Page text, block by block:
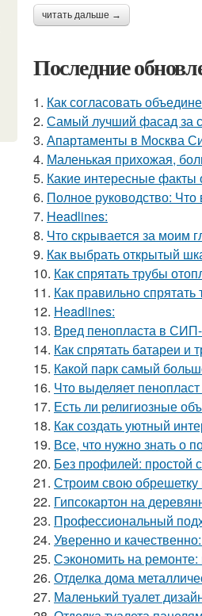
читать дальше →
Последние
1. Как согласовать
2. Самый лучший фасад за
3. Апартаменты в Москва
4. Маленькая прихожая,
5. Какие интересные
6. Полное руководство: Что
7. Headlines:
8. Что скрывается за моим
9. Как выбрать открытый
10. Как спрятать трубы
11. Как правильно
12. Headlines:
13. Вред пенопласта в
14. Как спрятать батареи и
15. Какой парк самый
16. Что выделяет
17. Есть ли религиозные
18. Как создать уютный
19. Все, что нужно знать о
20. Без профилей: простой
21. Строим свою обрешетку
22. Гипсокартон на
23. Профессиональный
24. Уверенно и
25. Сэкономить на
26. Отделка дома
27. Маленький туалет